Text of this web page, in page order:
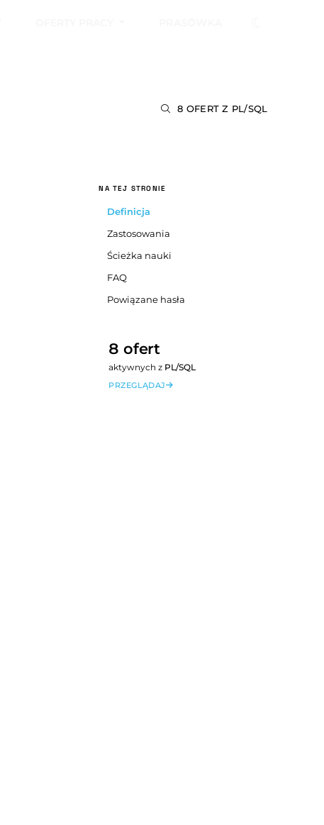
8 OFERT Z PL/SQL
NA TEJ STRONIE
Definicja
Zastosowania
Ścieżka nauki
FAQ
Powiązane hasła
8 ofert
aktywnych z PL/SQL
PRZEGLĄDAJ